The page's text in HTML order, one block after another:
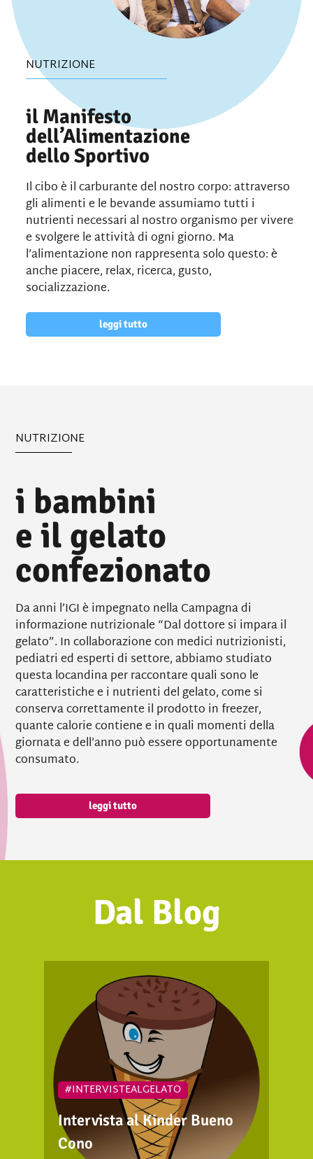
NUTRIZIONE
il Manifesto
dell’Alimentazione
dello Sportivo
Il cibo è il carburante del nostro corpo: attraverso
gli alimenti e le bevande assumiamo tutti i
nutrienti necessari al nostro organismo per vivere
e svolgere le attività di ogni giorno. Ma
l’alimentazione non rappresenta solo questo: è
anche piacere, relax, ricerca, gusto,
socializzazione.
leggi tutto
NUTRIZIONE
i bambini
e il gelato
confezionato
Da anni l’IGI è impegnato nella Campagna di
informazione nutrizionale “Dal dottore si impara il
gelato”. In collaborazione con medici nutrizionisti,
pediatri ed esperti di settore, abbiamo studiato
questa locandina per raccontare quali sono le
caratteristiche e i nutrienti del gelato, come si
conserva correttamente il prodotto in freezer,
quante calorie contiene e in quali momenti della
giornata e dell’anno può essere opportunamente
consumato.
leggi tutto
Dal Blog
#INTERVISTEALGELATO
Intervista al Kinder Bueno
Cono